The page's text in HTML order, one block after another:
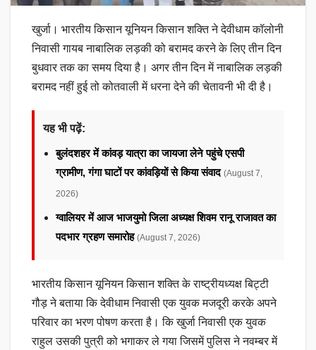
खुर्जा। भारतीय किसान यूनियन किसान शक्ति ने देवीधाम कॉलोनी
निवासी गायब नाबालिक लड़की को बरामद करने के लिए तीन दिन
बुधवार तक का समय दिया है। अगर तीन दिन में नाबालिक लड़की
बरामद नहीं हुई तो कोतवाली में धरना देने की चेतावनी भी दी है।
यह भी पढ़ें:
बुलंदशहर में कांवड़ यात्रा का जायजा लेने पहुंचे एसपी
ग्रामीण, गंगा घाटों पर कांवड़ियों से किया संवाद (August 7,
2026)
ग्वालियर में आज भाजयुमो जिला अध्यक्ष शिवम रानू राजावत का
पदभार ग्रहण समारोह (August 7, 2026)
भारतीय किसान यूनियन किसान शक्ति के राष्ट्रीयध्यक्ष बिट्टी
गौड़ ने बताया कि देवीधाम निवासी एक युवक मजदूरी करके अपने
परिवार का भरण पोषण करता है। कि खुर्जा निवासी एक युवक
राहुल उसकी पुत्री को भगाकर ले गया जिसमें पुलिस ने नवम्बर में